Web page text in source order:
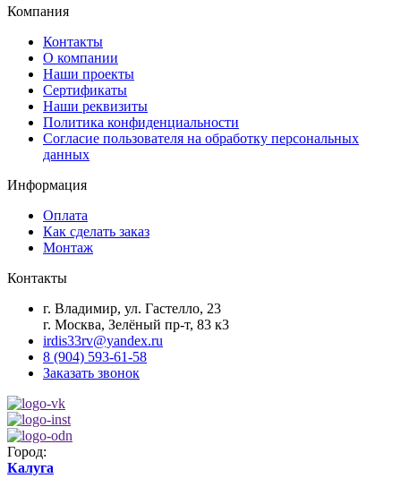
Компания
Контакты
О компании
Наши проекты
Сертификаты
Наши реквизиты
Политика конфиденциальности
Согласие пользователя на обработку персональных
данных
Информация
Оплата
Как сделать заказ
Монтаж
Контакты
г. Владимир, ул. Гастелло, 23
г. Москва, Зелёный пр-т, 83 к3
irdis33rv@yandex.ru
8 (904) 593-61-58
Заказать звонок
Город:
Калуга